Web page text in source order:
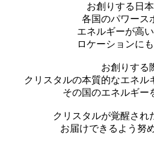
お創りする日
各国のパワース
エネルギーが高
ロケーションに
お創りする
クリスタルの本質的なエネル
その国のエネルギー
クリスタルが覚醒され
お届けできるよう努